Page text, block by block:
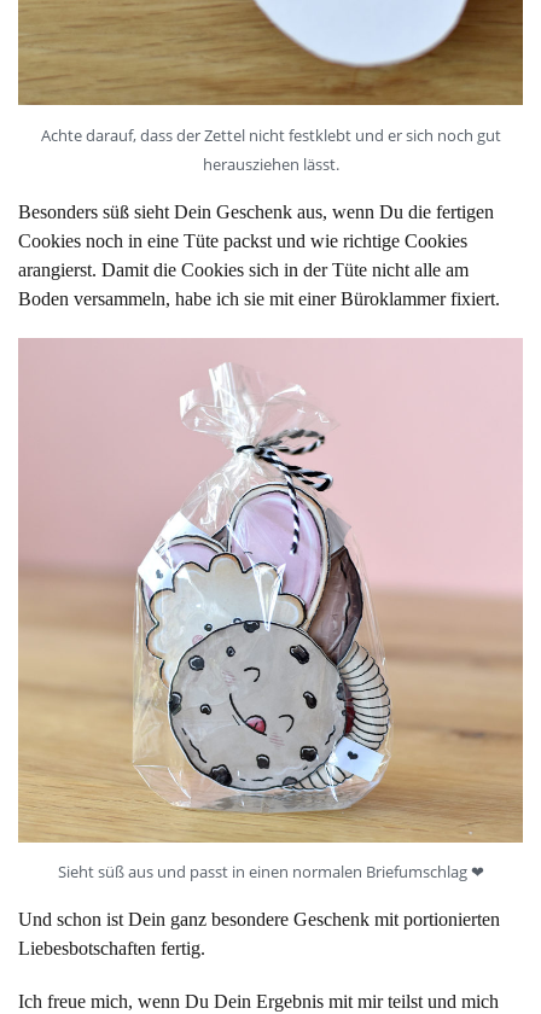
Achte darauf, dass der Zettel nicht festklebt und er sich noch gut
herausziehen lässt.
Besonders süß sieht Dein Geschenk aus, wenn Du die fertigen
Cookies noch in eine Tüte packst und wie richtige Cookies
arangierst. Damit die Cookies sich in der Tüte nicht alle am
Boden versammeln, habe ich sie mit einer Büroklammer fixiert.
Sieht süß aus und passt in einen normalen Briefumschlag ❤︎
Und schon ist Dein ganz besondere Geschenk mit portionierten
Liebesbotschaften fertig.
Ich freue mich, wenn Du Dein Ergebnis mit mir teilst und mich